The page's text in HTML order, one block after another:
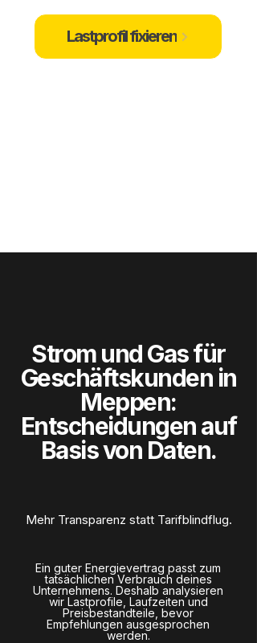
Lastprofil fixieren
Strom und Gas für
Geschäftskunden in
Meppen:
Entscheidungen auf
Basis von Daten.
Mehr Transparenz statt Tarifblindflug.
Ein guter Energievertrag passt zum
tatsächlichen Verbrauch deines
Unternehmens. Deshalb analysieren
wir Lastprofile, Laufzeiten und
Preisbestandteile, bevor
Empfehlungen ausgesprochen
werden.